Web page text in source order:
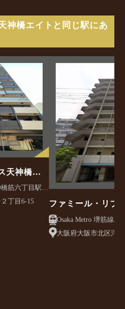
神橋エイトと同じ駅にあ
天神橋筋
丁目6-15 ファミール・リブ
Osaka Metro 堺筋線/ 天神橋筋六丁目駅
徒歩3分
大阪府大阪市北区浮